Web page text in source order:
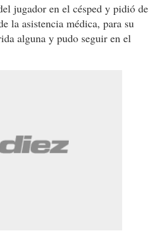
jugador en el césped y pidió de
la asistencia médica, para su
alguna y pudo seguir en el